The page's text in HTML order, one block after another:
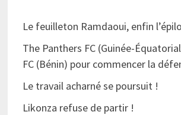
Le feuilleton Ramdaoui, enfin
The Panthers FC (Guinée-
FC (Bénin) pour commencer la
Le travail acharné se poursuit !
Likonza refuse de partir !